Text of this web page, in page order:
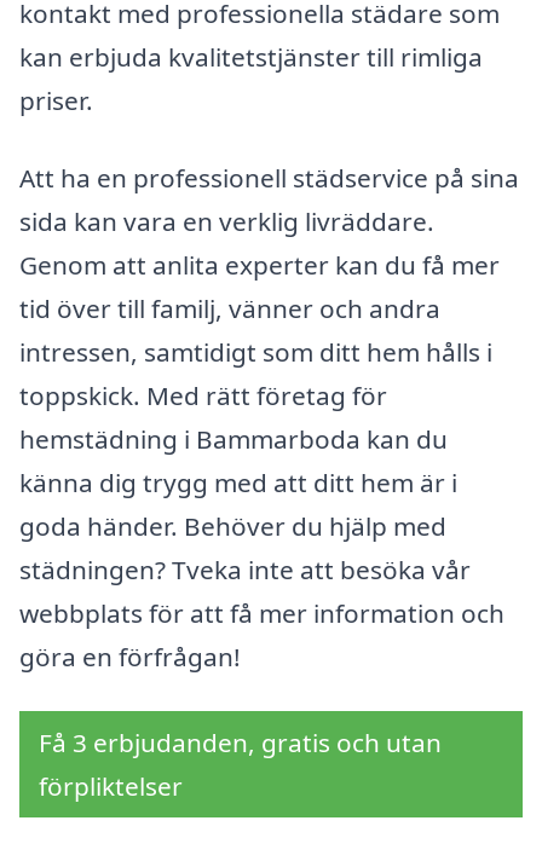
kontakt med professionella städare som
kan erbjuda kvalitetstjänster till rimliga
priser.
Att ha en professionell städservice på sina
sida kan vara en verklig livräddare.
Genom att anlita experter kan du få mer
tid över till familj, vänner och andra
intressen, samtidigt som ditt hem hålls i
toppskick. Med rätt företag för
hemstädning i Bammarboda kan du
känna dig trygg med att ditt hem är i
goda händer. Behöver du hjälp med
städningen? Tveka inte att besöka vår
webbplats för att få mer information och
göra en förfrågan!
Få 3 erbjudanden, gratis och utan
förpliktelser